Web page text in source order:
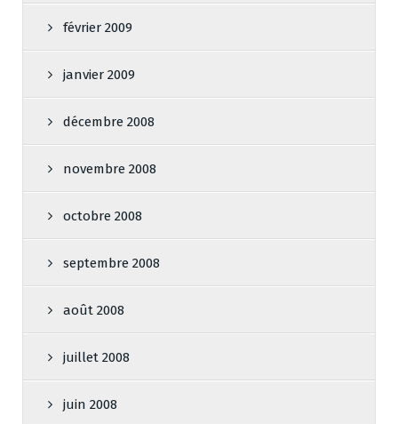
février 2009
janvier 2009
décembre 2008
novembre 2008
octobre 2008
septembre 2008
août 2008
juillet 2008
juin 2008